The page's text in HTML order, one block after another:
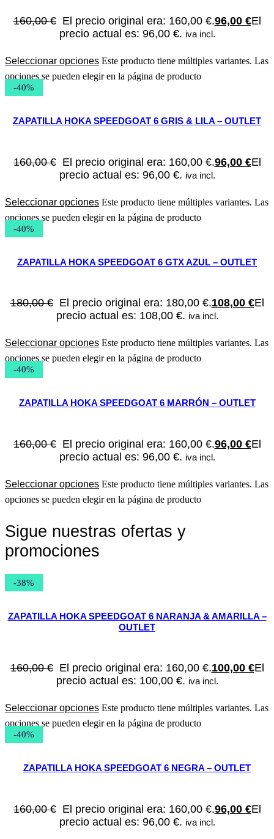
160,00€ El precio original era: 160,00 €.96,00 €El
precio actual es: 96,00 €. iva incl.
Seleccionar opciones Este producto tiene múltiples variantes. Las
opciones se pueden elegir en la página de producto
-40%
ZAPATILLA HOKA SPEEDGOAT 6 GRIS & LILA – OUTLET
160,00€ El precio original era: 160,00 €.96,00 €El
precio actual es: 96,00 €. iva incl.
Seleccionar opciones Este producto tiene múltiples variantes. Las
opciones se pueden elegir en la página de producto
-40%
ZAPATILLA HOKA SPEEDGOAT 6 GTX AZUL – OUTLET
180,00€ El precio original era: 180,00 €.108,00 €El
precio actual es: 108,00 €. iva incl.
Seleccionar opciones Este producto tiene múltiples variantes. Las
opciones se pueden elegir en la página de producto
-40%
ZAPATILLA HOKA SPEEDGOAT 6 MARRÓN – OUTLET
160,00€ El precio original era: 160,00 €.96,00 €El
precio actual es: 96,00 €. iva incl.
Seleccionar opciones Este producto tiene múltiples variantes. Las
opciones se pueden elegir en la página de producto
Sigue nuestras ofertas y
promociones
-38%
ZAPATILLA HOKA SPEEDGOAT 6 NARANJA & AMARILLA –
OUTLET
160,00€ El precio original era: 160,00 €.100,00 €El
precio actual es: 100,00 €. iva incl.
Seleccionar opciones Este producto tiene múltiples variantes. Las
opciones se pueden elegir en la página de producto
-40%
ZAPATILLA HOKA SPEEDGOAT 6 NEGRA – OUTLET
160,00€ El precio original era: 160,00 €.96,00 €El
precio actual es: 96,00 €. iva incl.